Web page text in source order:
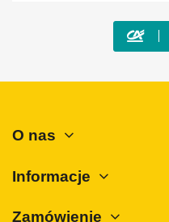
Mercedes-Benz
O nas
Informacje
Zamówienie